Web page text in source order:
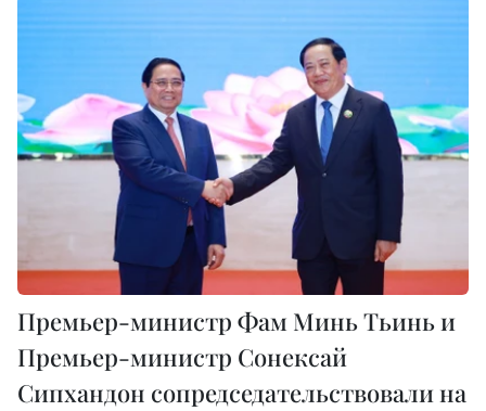
Премьер-министр Фам Минь Тьинь и
Премьер-министр Сонексай
Сипхандон сопредседательствовали на